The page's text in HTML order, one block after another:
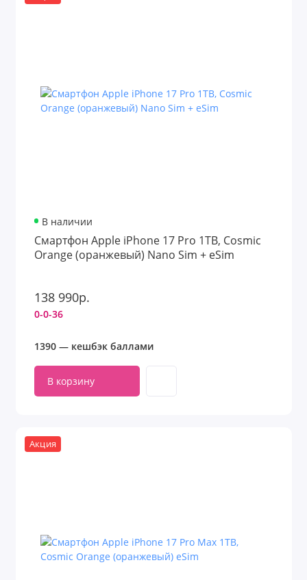
В наличии
Смартфон Apple iPhone 17 Pro 1TB, Cosmic
Orange (оранжевый) Nano Sim + eSim
138 990р.
0-0-36
1390 — кешбэк баллами
В корзину
Акция